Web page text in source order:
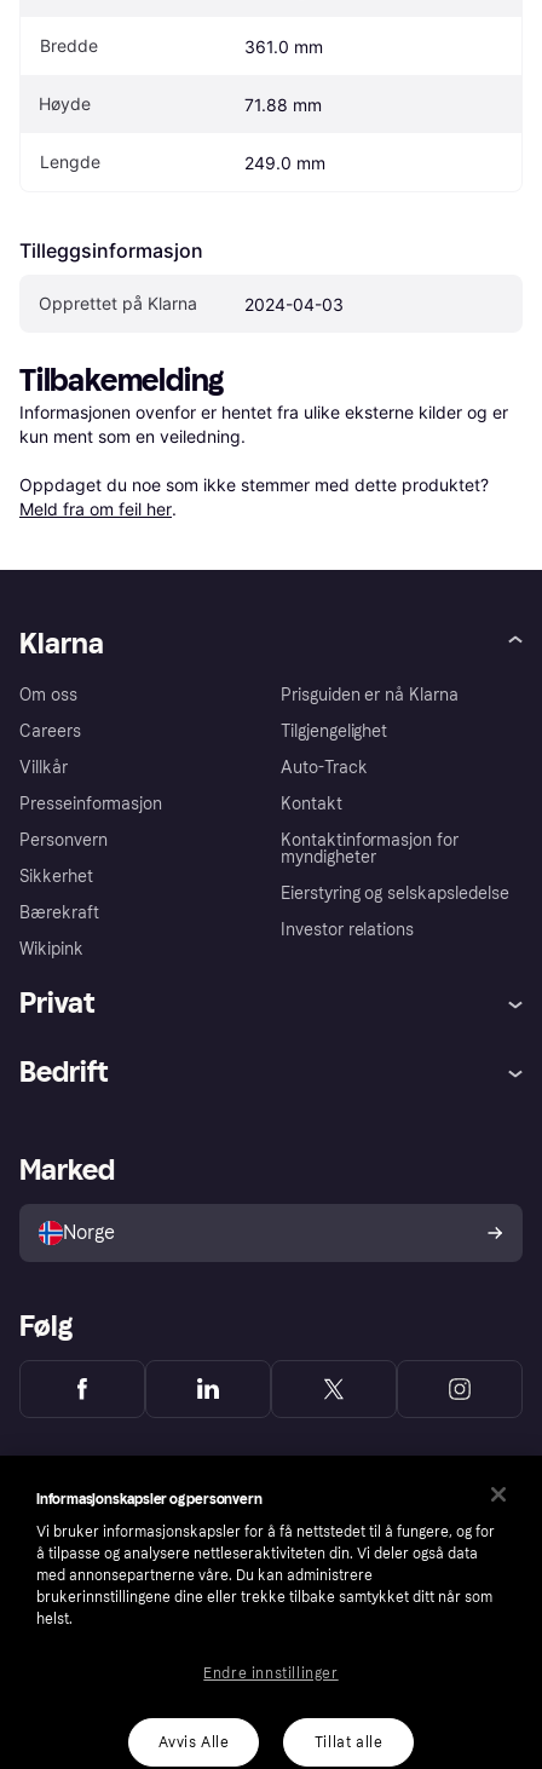
Bredde 361.0 mm
Høyde 71.88 mm
Lengde 249.0 mm
Tilleggsinformasjon
Opprettet på Klarna 2024-04-03
Tilbakemelding
Informasjonen ovenfor er hentet fra ulike eksterne kilder og er
kun ment som en veiledning.
Oppdaget du noe som ikke stemmer med dette produktet?
Meld fra om feil her.
Klarna
Om oss
Careers
Villkår
Presseinformasjon
Personvern
Sikkerhet
Bærekraft
Wikipink
Prisguiden er nå Klarna
Tilgjengelighet
Auto-Track
Kontakt
Kontaktinformasjon for
myndigheter
Eierstyring og selskapsledelse
Investor relations
Privat
Utforsk butikker
Bedrift
Merchant portal
Marked
Norge
Følg
number: 556737-0431
Cookies Klarna.com
Informasjonskapsler og personvern
Vi bruker informasjonskapsler for å få nettstedet til å fungere, og for
å tilpasse og analysere nettleseraktiviteten din. Vi deler også data
med annonsepartnerne våre. Du kan administrere
brukerinnstillingene dine eller trekke tilbake samtykket ditt når som
helst.
Avvis Alle Tillat alle
Endre innstillinger